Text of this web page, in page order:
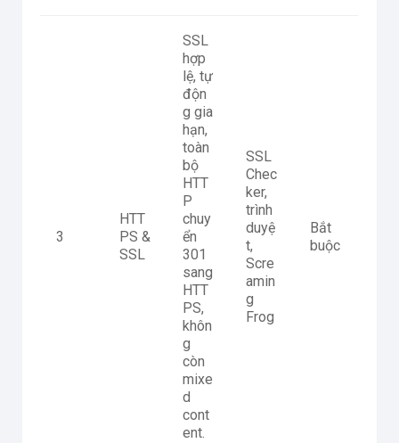
3
HTT
PS &
SSL
SSL
hợp
lệ, tự
độn
g gia
hạn,
toàn
bộ
HTT
P
chuy
ển
301
sang
HTT
PS,
khôn
g
còn
mixe
d
cont
ent.
SSL
Chec
ker,
trình
duyệ
t,
Scre
amin
g
Frog
Bắt
buộc